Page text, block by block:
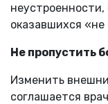
оказавшихся
Не пропустить
Изменить
соглашается